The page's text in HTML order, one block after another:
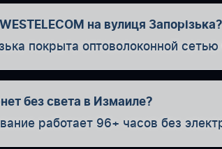
на вулиця Запорізька?
покрыта оптоволоконной
без света в Измаиле?
работает 96+ часов без